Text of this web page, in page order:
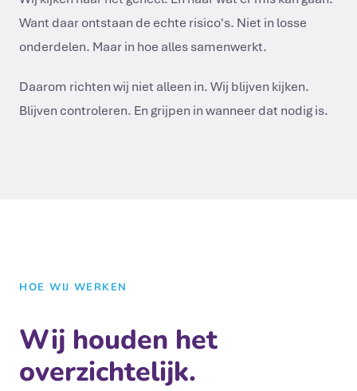
Want daar ontstaan de echte risico's. Niet in losse
onderdelen. Maar in hoe alles samenwerkt.
Daarom richten wij niet alleen in. Wij blijven kijken.
Blijven controleren. En grijpen in wanneer dat nodig is.
HOE WIJ WERKEN
Wij houden het
overzichtelijk.